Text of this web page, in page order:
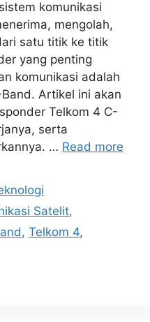
komunikasi
mengolah,
satu titik ke titik
yang penting
komunikasi adalah
Artikel ini akan
Telkom 4 C-
serta
… Read more
Satelit,
, Telkom 4,